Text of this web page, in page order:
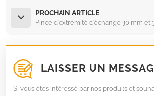
PROCHAIN ARTICLE
Pince d'extrémité d'échange 30 mm et
LAISSER UN
Si vous êtes intéressé par nos produits et